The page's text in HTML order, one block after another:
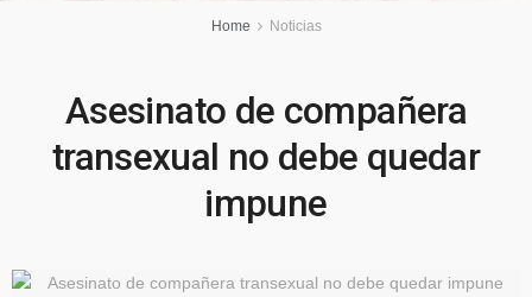
Home Noticias
Asesinato de compañera
transexual no debe quedar
impune